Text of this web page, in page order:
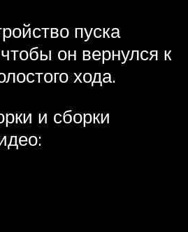
пуска
он вернулся к
хода.
и сборки